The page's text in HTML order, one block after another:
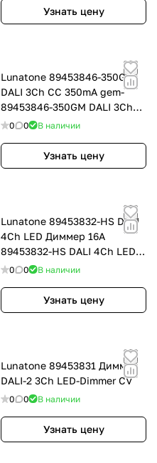
colour&DIMУзнать цену
Lunatone 89453846-350GM
DALI 3Ch CC 350mA gem-
89453846-350GM DALI 3Ch
LED драйвер, постоянный
0 0 В наличии
Узнать цену
Lunatone 89453832-HS DALI
4Ch LED Диммер 16A
89453832-HS DALI 4Ch LED
драйвер, постоянное
0 0 В наличии
Узнать цену
Lunatone 89453831 Диммер
DALI-2 3Ch LED-Dimmer CV
0 0 В наличии
Узнать цену